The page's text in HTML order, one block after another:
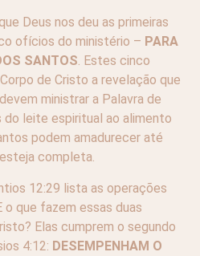
Deus nos deu as primeiras
ofícios do ministério – PARA
SANTOS. Estes cinco
de Cristo a revelação que
ministrar a Palavra de
do leite espiritual ao alimento
podem amadurecer até
completa.
12:29 lista as operações
o que fazem essas duas
Elas cumprem o segundo
4:12: DESEMPENHAM O